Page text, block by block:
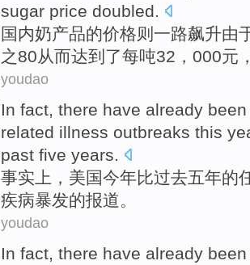
sugar price doubled.
国内奶产品的价格则 一路飙升由
之80从而达到了每吨32，000元
youdao
In fact, there have already
related illness outbreaks this
past five years.
事实上 ， 美国今年比过去五年的
疾病暴发的报道。
youdao
In fact there have already